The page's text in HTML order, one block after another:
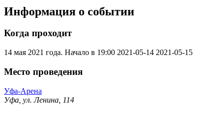
Информация о событии
Когда проходит
14 мая 2021 года. Начало в 19:00 2021-05-14 2021-05-15
Место проведения
Уфа-Арена
Уфа, ул. Ленина, 114